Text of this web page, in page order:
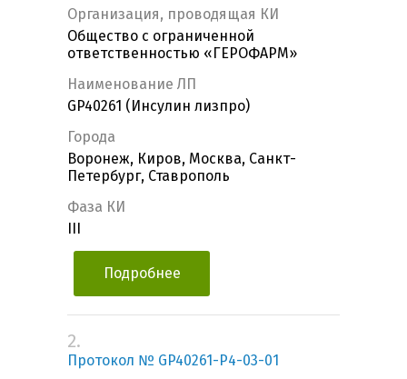
Организация, проводящая КИ
Общество с ограниченной
ответственностью «ГЕРОФАРМ»
Наименование ЛП
GP40261 (Инсулин лизпро)
Города
Воронеж, Киров, Москва, Санкт-
Петербург, Ставрополь
Фаза КИ
Подробнее
2.
Протокол № GP40261-Р4-03-01